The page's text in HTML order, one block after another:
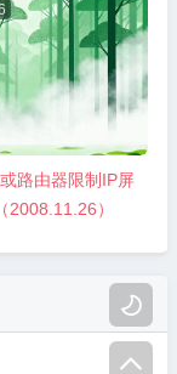


路由器限制IP屏
2008.11.26）